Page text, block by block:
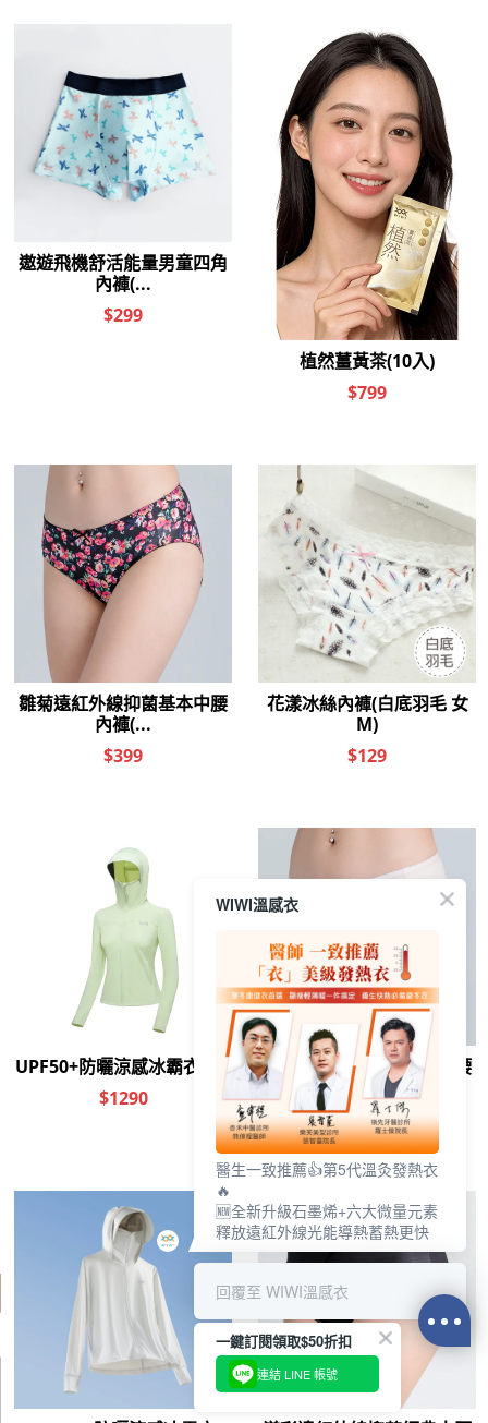
前往結帳 加入購物車
其他人也看了
WIWI溫感衣
醫生一致推薦👍第5代溫灸發熱衣
🔥
🆕全新升級石墨烯+六大微量元素
釋放遠紅外線光能導熱蓄熱更快
回覆至 WIWI溫感衣
一鍵訂閱領取$50折扣
連結 LINE 帳號